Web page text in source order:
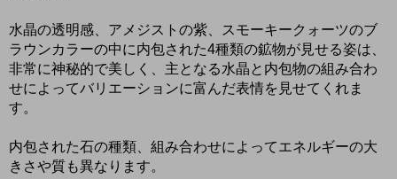
水晶の透明感、アメジストの紫、スモーキークォーツのブ
ラウンカラーの中に内包された4種類の鉱物が見せる姿は、
非常に神秘的で美しく、主となる水晶と内包物の組み合わ
せによってバリエーションに富んだ表情を見せてくれま
す。
内包された石の種類、組み合わせによってエネルギーの大
きさや質も異なります。